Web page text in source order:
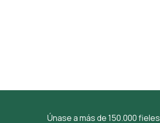
Únase a más de 150.000 fieles